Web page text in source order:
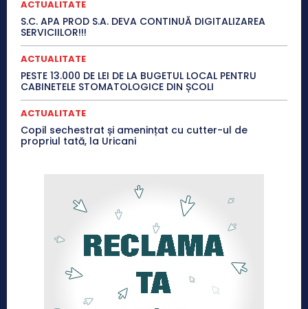
ACTUALITATE
S.C. APA PROD S.A. DEVA CONTINUĂ DIGITALIZAREA
SERVICIILOR!!!
ACTUALITATE
PESTE 13.000 DE LEI DE LA BUGETUL LOCAL PENTRU
CABINETELE STOMATOLOGICE DIN ȘCOLI
ACTUALITATE
Copil sechestrat și amenințat cu cutter-ul de
propriul tată, la Uricani